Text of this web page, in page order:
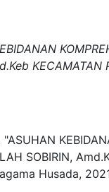
KECAMATAN
"ASUHAN
SOBIRIN,
Husada,